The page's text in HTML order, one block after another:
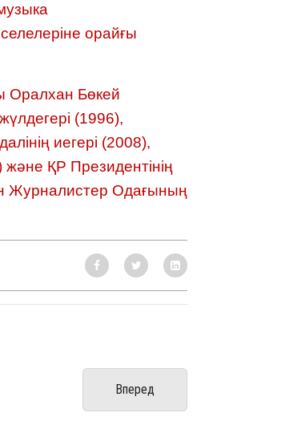
орайғы
Оралхан Бөкей
(1996),
иегері (2008),
ҚР Президентінің
Журналистер Одағының
Вперед